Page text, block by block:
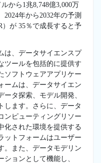
から1兆8,748億3,000万
年から2032年の予測
が 35％で成長すると予
は、データサイエンスプ
ツールを包括的に提供す
ソフトウェアアプリケー
ームは、データサイエン
タ探索、モデル開発、
します。さらに、データ
ンピューティングリソー
化された環境を提供する
ットフォームはユーザー
。また、データモデリン
ョンとして機能し、